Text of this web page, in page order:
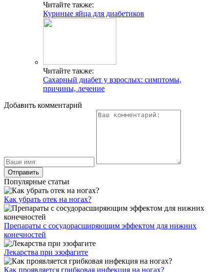
Читайте также:
Куриные яйца для диабетиков
Читайте также:
Сахарный диабет у взрослых: симптомы,
причины, лечение
Добавить комментарий
Популярные статьи
Как убрать отек на ногах?
Препараты с сосудорасширяющим эффектом для нижних
конечностей
Лекарства при эзофагите
Как проявляется грибковая инфекция на ногах?